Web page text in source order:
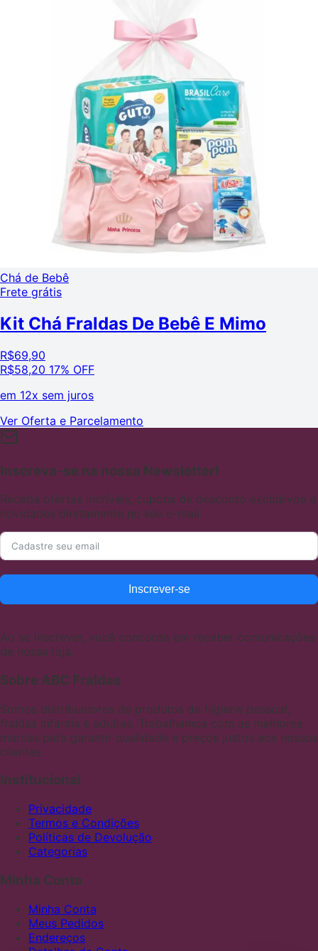
Chá de Bebê
Frete grátis
Kit Chá Fraldas De Bebê E Mimo
R$69,90
R$58,20 17% OFF
em 12x sem juros
Ver Oferta e Parcelamento
Inscreva-se na nossa Newsletter!
Receba ofertas incríveis, cupons de desconto exclusivos e
novidades diretamente no seu e-mail.
Inscrever-se
Ao se inscrever, você concorda em receber comunicações
de nossa loja.
Sobre ABC Fraldas
Somos distribuidores de produtos de higiene pessoal,
fraldas infantis e adultas. Trabalhamos com as melhores
marcas para garantir qualidade e preços justos aos nossos
clientes
Institucional
Privacidade
Termos e Condições
Políticas de Devolução
Categorias
Minha Conta
Minha Conta
Meus Pedidos
Endereços